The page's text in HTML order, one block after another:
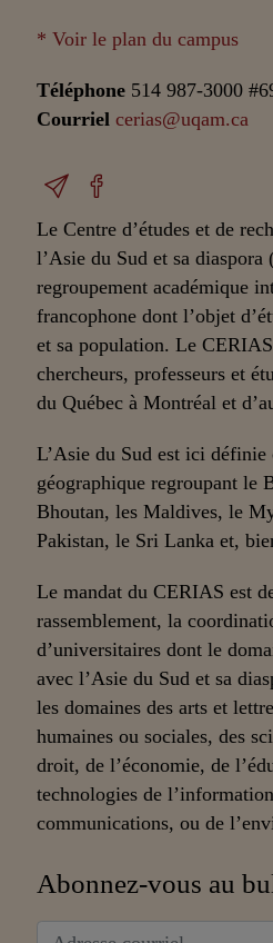
* Voir le plan du campus
Téléphone 514 987-3000
Courriel cerias@uqam.ca
Le Centre d’études et de
l’Asie du Sud et sa
regroupement académique
francophone dont l’objet
et sa population. Le
chercheurs, professeurs et
du Québec à Montréal et
L’Asie du Sud est ici définie
géographique regroupant le
Bhoutan, les Maldives, le
Pakistan, le Sri Lanka et,
Le mandat du CERIAS est
rassemblement, la
d’universitaires dont le
avec l’Asie du Sud et sa
les domaines des arts et
humaines ou sociales, des
droit, de l’économie, de
technologies de
communications, ou de
Abonnez-vous au